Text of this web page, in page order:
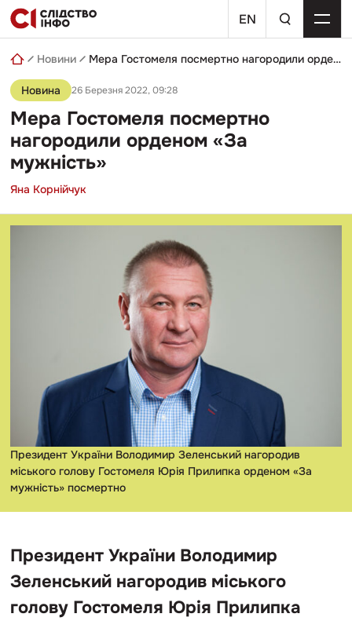
Skip
to
content
EN
пошуковий
запит
Новини Мера Гостомеля посмертно нагородили орденом «За мужність»
Новина 26 Березня 2022, 09:28
Мера Гостомеля посмертно
нагородили орденом «За
мужність»
Яна Корнійчук
Президент України Володимир Зеленський нагородив
міського голову Гостомеля Юрія Прилипка орденом «За
мужність» посмертно
Президент України Володимир
Зеленський нагородив міського
голову Гостомеля Юрія Прилипка